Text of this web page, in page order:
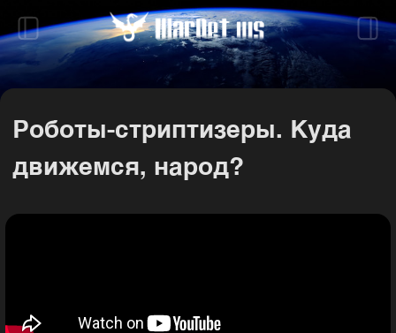
Роботы-стриптизеры. Куда
движемся, народ?